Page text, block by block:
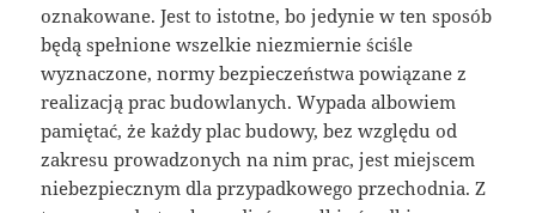
oznakowane. Jest to istotne, bo jedynie w ten sposób
będą spełnione wszelkie niezmiernie ściśle
wyznaczone, normy bezpieczeństwa powiązane z
realizacją prac budowlanych. Wypada albowiem
pamiętać, że każdy plac budowy, bez względu od
zakresu prowadzonych na nim prac, jest miejscem
niebezpiecznym dla przypadkowego przechodnia. Z